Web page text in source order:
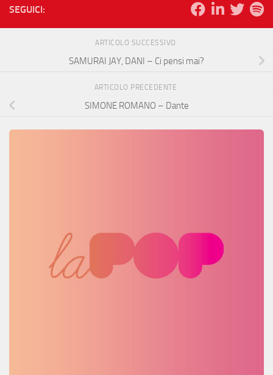
SEGUICI:
ARTICOLO SUCCESSIVO
SAMURAI JAY, DANI – Ci pensi mai?
ARTICOLO PRECEDENTE
SIMONE ROMANO – Dante